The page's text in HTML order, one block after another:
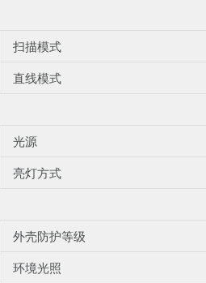
扫描模式
直线模式
光源
亮灯方式
外壳防护等级
环境光照